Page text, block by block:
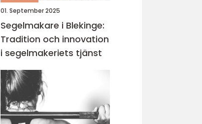
01. September 2025
Segelmakare i Blekinge:
Tradition och innovation
i segelmakeriets tjänst